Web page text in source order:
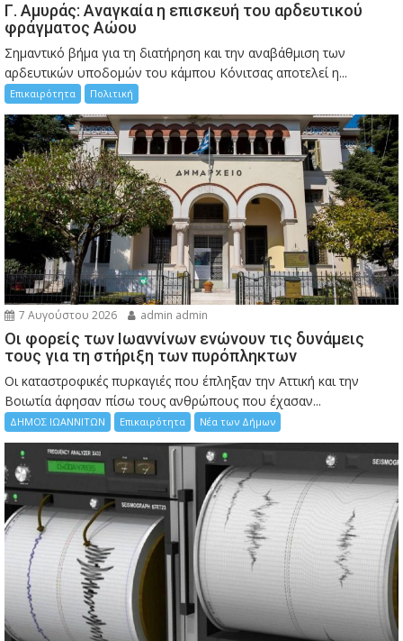
Γ. Αμυράς: Αναγκαία η επισκευή του αρδευτικού
φράγματος Αώου
Σημαντικό βήμα για τη διατήρηση και την αναβάθμιση των
αρδευτικών υποδομών του κάμπου Κόνιτσας αποτελεί η...
Επικαιρότητα Πολιτική
7 Αυγούστου 2026 admin admin
Οι φορείς των Ιωαννίνων ενώνουν τις δυνάμεις
τους για τη στήριξη των πυρόπληκτων
Οι καταστροφικές πυρκαγιές που έπληξαν την Αττική και την
Bοιωτία άφησαν πίσω τους ανθρώπους που έχασαν...
ΔΗΜΟΣ ΙΩΑΝΝΙΤΩΝ Επικαιρότητα Νέα των Δήμων